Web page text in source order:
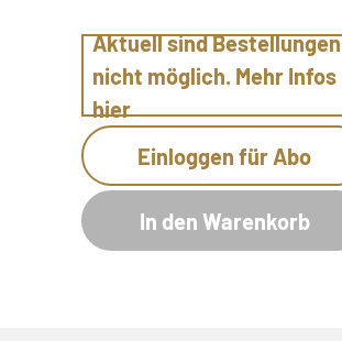
Aktuell sind Bestellungen
nicht möglich. Mehr Infos
hier
Einloggen für Abo
In den Warenkorb